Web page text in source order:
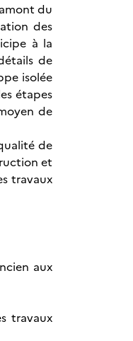
du
des
à la
de
isolée
étapes
de
de
et
travaux
aux
travaux